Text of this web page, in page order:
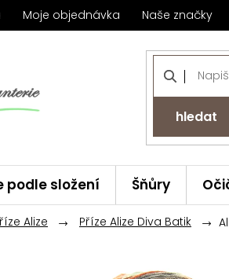
Moje objednávka Naše značky
hledat
podle složení Šňůry
Značky
Alize Příze Alize Diva Batik